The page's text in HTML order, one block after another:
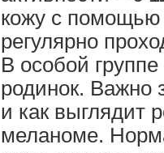
кожу с помощью
регулярно
В особой
родинок. Важно
и как выглядит
меланоме.